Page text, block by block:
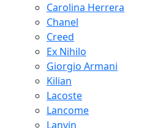
Carolina Herrera
Chanel
Creed
Ex Nihilo
Giorgio Armani
Kilian
Lacoste
Lancome
Lanvin